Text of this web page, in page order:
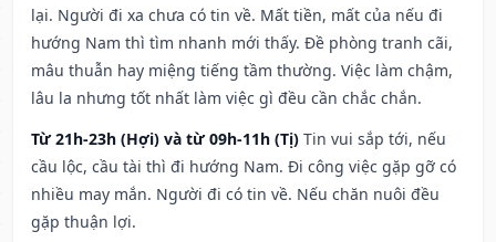
lại. Người đi xa chưa có tin về. Mất tiền, mất của nếu đi
hướng Nam thì tìm nhanh mới thấy. Đề phòng tranh cãi,
mâu thuẫn hay miệng tiếng tầm thường. Việc làm chậm,
lâu la nhưng tốt nhất làm việc gì đều cần chắc chắn.
Từ 21h-23h (Hợi) và từ 09h-11h (Tị) Tin vui sắp tới, nếu
cầu lộc, cầu tài thì đi hướng Nam. Đi công việc gặp gỡ có
nhiều may mắn. Người đi có tin về. Nếu chăn nuôi đều
gặp thuận lợi.